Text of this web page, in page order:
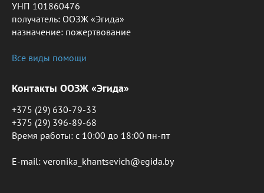
УНП 101860476
получатель: ООЗЖ «Эгида»
назначение: пожертвование
Все виды помощи
Контакты ООЗЖ «Эгида»
+375 (29) 630-79-33
+375 (29) 396-89-68
Время работы: c 10:00 до 18:00 пн-пт
E-mail: veronika_khantsevich@egida.by